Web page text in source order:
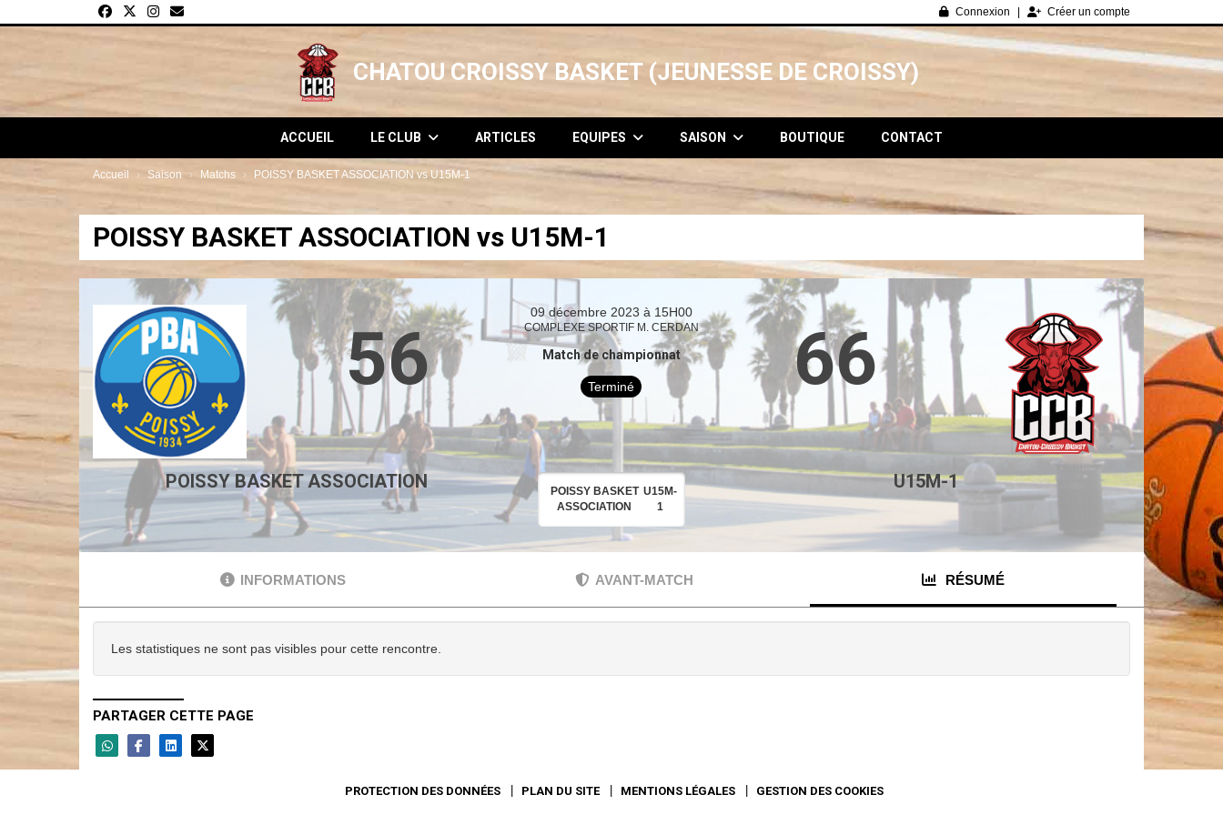
Connexion Créer un compte
CHATOU CROISSY BASKET (JEUNESSE DE CROISSY)
ACCUEIL LE CLUB ARTICLES EQUIPES SAISON BOUTIQUE CONTACT
Accueil Saison Matchs POISSY BASKET ASSOCIATION vs U15M-1
POISSY BASKET ASSOCIATION vs U15M-1
09 décembre 2023 à 15H00
COMPLEXE SPORTIF M. CERDAN
Match de championnat
Terminé
56 66
POISSY BASKET ASSOCIATION U15M-1
POISSY BASKET
ASSOCIATION
U15M-
1
INFORMATIONS AVANT-MATCH RÉSUMÉ
Les statistiques ne sont pas visibles pour cette rencontre.
PARTAGER CETTE PAGE
PROTECTION DES DONNÉES PLAN DU SITE MENTIONS LÉGALES GESTION DES COOKIES
Panneau de gestion des cookies